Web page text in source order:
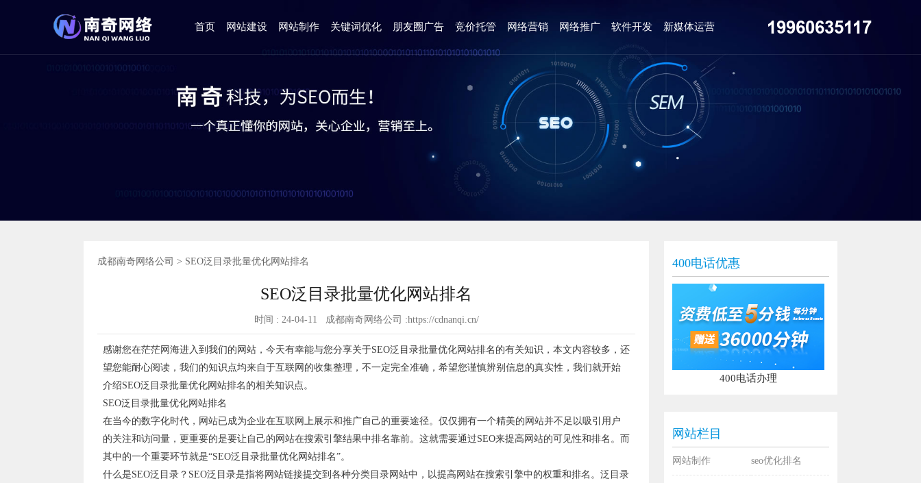
首页 网站建设 网站制作 关键词优化 朋友圈广告 竞价托管 网络营销 网络推广 软件开发 新媒体运营 19960635117
成都南奇网络公司 > SEO泛目录批量优化网站排名
SEO泛目录批量优化网站排名
时间 : 24-04-11 成都南奇网络公司 :https://cdnanqi.cn/
感谢您在茫茫网海进入到我们的网站，今天有幸能与您分享关于SEO泛目录批量优化网站排名的有关知识，本文内容较多，还
望您能耐心阅读，我们的知识点均来自于互联网的收集整理，不一定完全准确，希望您谨慎辨别信息的真实性，我们就开始
介绍SEO泛目录批量优化网站排名的相关知识点。
SEO泛目录批量优化网站排名
在当今的数字化时代，网站已成为企业在互联网上展示和推广自己的重要途径。仅仅拥有一个精美的网站并不足以吸引用户
的关注和访问量，更重要的是要让自己的网站在搜索引擎结果中排名靠前。这就需要通过SEO来提高网站的可见性和排名。而
其中的一个重要环节就是“SEO泛目录批量优化网站排名”。
什么是SEO泛目录？SEO泛目录是指将网站链接提交到各种分类目录网站中，以提高网站在搜索引擎中的权重和排名。泛目录
400电话优惠
400电话办理
网站栏目
网站制作 seo优化排名